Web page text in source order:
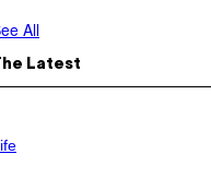
All
Latest